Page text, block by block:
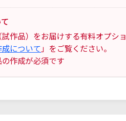
作品）をお届けする有料オプショ
について」をご覧ください。
作成が必須です